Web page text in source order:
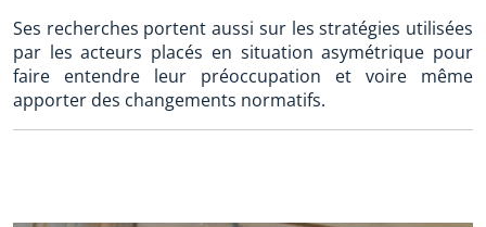
Ses recherches portent aussi sur les stratégies utilisées
par les acteurs placés en situation asymétrique pour
faire entendre leur préoccupation et voire même
apporter des changements normatifs.